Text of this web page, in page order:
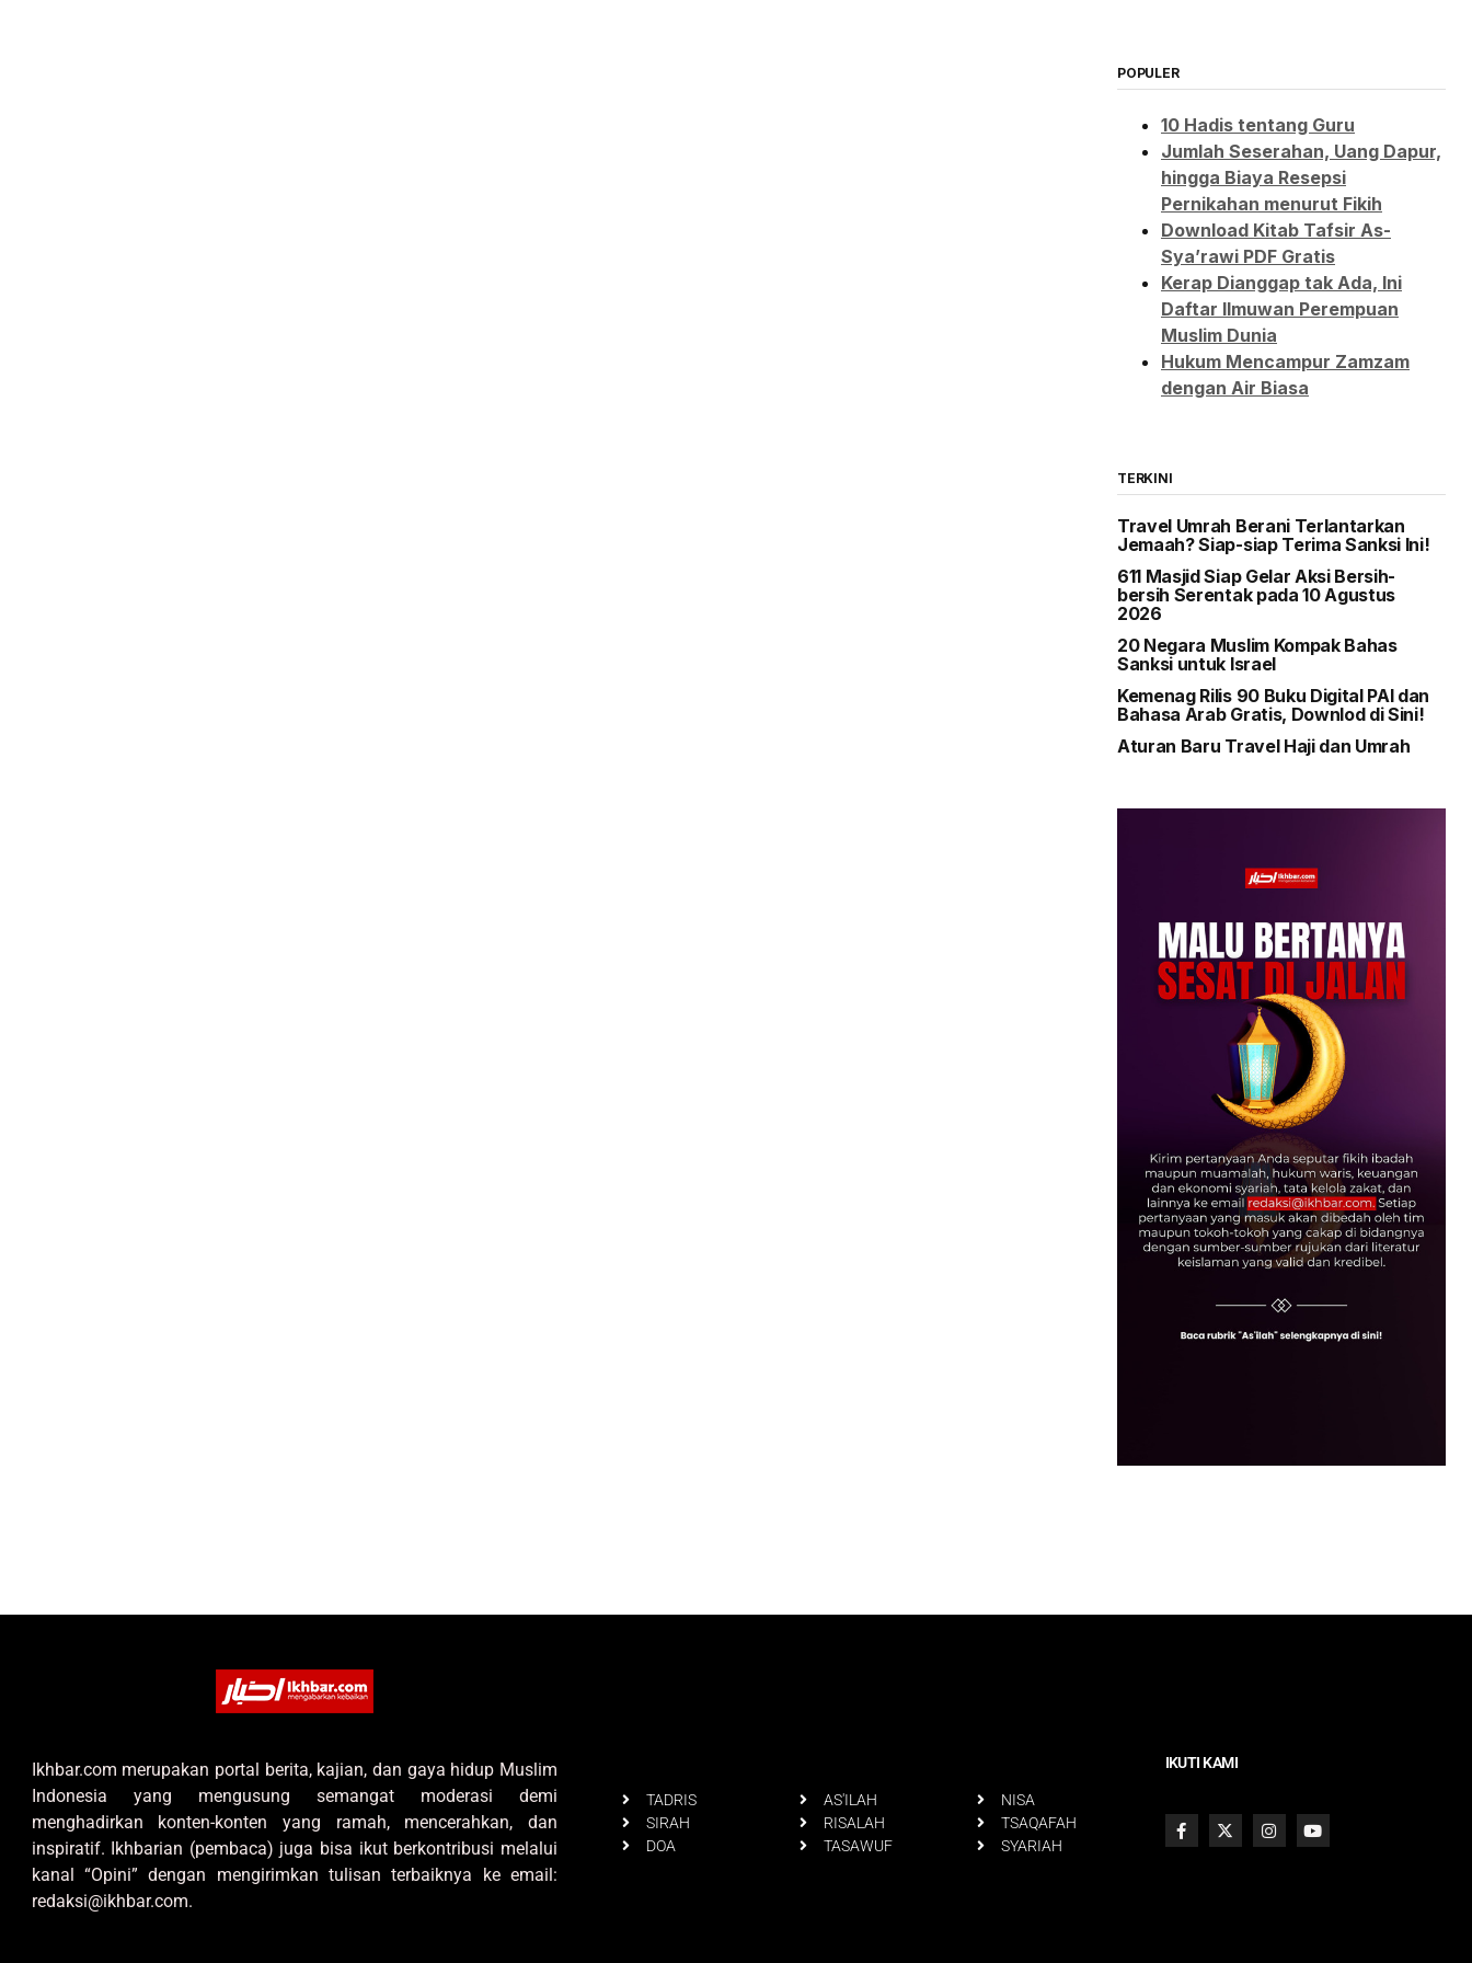
POPULER
10 Hadis tentang Guru
Jumlah Seserahan, Uang Dapur,
hingga Biaya Resepsi
Pernikahan menurut Fikih
Download Kitab Tafsir As-
Sya’rawi PDF Gratis
Kerap Dianggap tak Ada, Ini
Daftar Ilmuwan Perempuan
Muslim Dunia
Hukum Mencampur Zamzam
dengan Air Biasa
TERKINI
Travel Umrah Berani Terlantarkan
Jemaah? Siap-siap Terima Sanksi Ini!
611 Masjid Siap Gelar Aksi Bersih-
bersih Serentak pada 10 Agustus
2026
20 Negara Muslim Kompak Bahas
Sanksi untuk Israel
Kemenag Rilis 90 Buku Digital PAI dan
Bahasa Arab Gratis, Downlod di Sini!
Aturan Baru Travel Haji dan Umrah
Ikhbar.com merupakan portal berita, kajian, dan gaya hidup Muslim
Indonesia yang mengusung semangat moderasi demi
menghadirkan konten-konten yang ramah, mencerahkan, dan
inspiratif. Ikhbarian (pembaca) juga bisa ikut berkontribusi melalui
kanal “Opini” dengan mengirimkan tulisan terbaiknya ke email:
redaksi@ikhbar.com.
TADRIS
SIRAH
DOA
AS'ILAH
RISALAH
TASAWUF
NISA
TSAQAFAH
SYARIAH
IKUTI KAMI